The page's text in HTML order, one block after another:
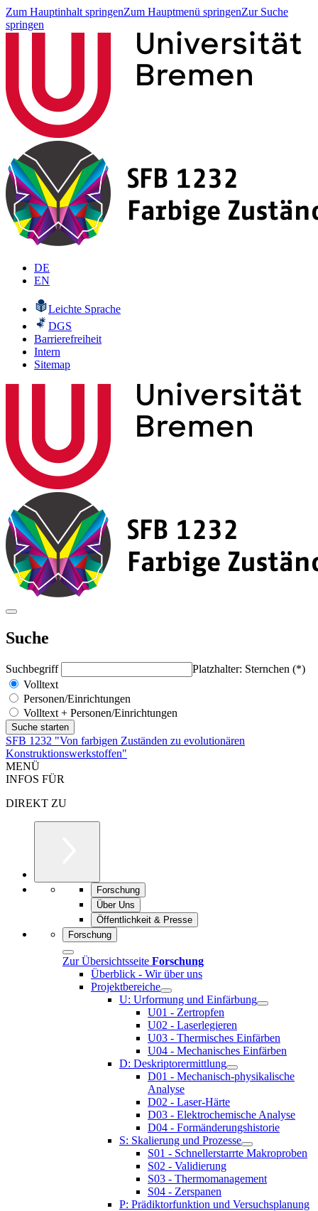
Zum Hauptinhalt springenZum Hauptmenü springenZur Suche
springen
DE
EN
Leichte Sprache
DGS
Barrierefreiheit
Intern
Sitemap
Suche
Suchbegriff
Platzhalter: Sternchen (*)
Volltext
Personen/Einrichtungen
Volltext + Personen/Einrichtungen
SFB 1232 "Von farbigen Zuständen zu evolutionären
Konstruktionswerkstoffen"
MENÜ
INFOS FÜR
DIREKT ZU
Forschung
Über Uns
Öffentlichkeit & Presse
Forschung
Zur Übersichtsseite Forschung
Überblick - Wir über uns
Projektbereiche
U: Urformung und Einfärbung
U01 - Zertropfen
U02 - Laserlegieren
U03 - Thermisches Einfärben
U04 - Mechanisches Einfärben
D: Deskriptorermittlung
D01 - Mechanisch-physikalische
Analyse
D02 - Laser-Härte
D03 - Elektrochemische Analyse
D04 - Formänderungshistorie
S: Skalierung und Prozesse
S01 - Schnellerstarrte Makroproben
S02 - Validierung
S03 - Thermomanagement
S04 - Zerspanen
P: Prädiktorfunktion und Versuchsplanung